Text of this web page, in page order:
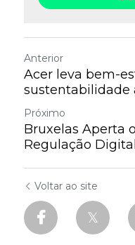
Anterior
Acer leva bem-
sustentabilidade
Próximo
Bruxelas Aperta
Regulação
Voltar ao site